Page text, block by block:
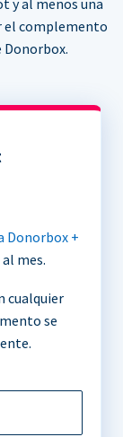
y al menos una
el complemento
Donorbox.
Donorbox +
mes.
cualquier
se